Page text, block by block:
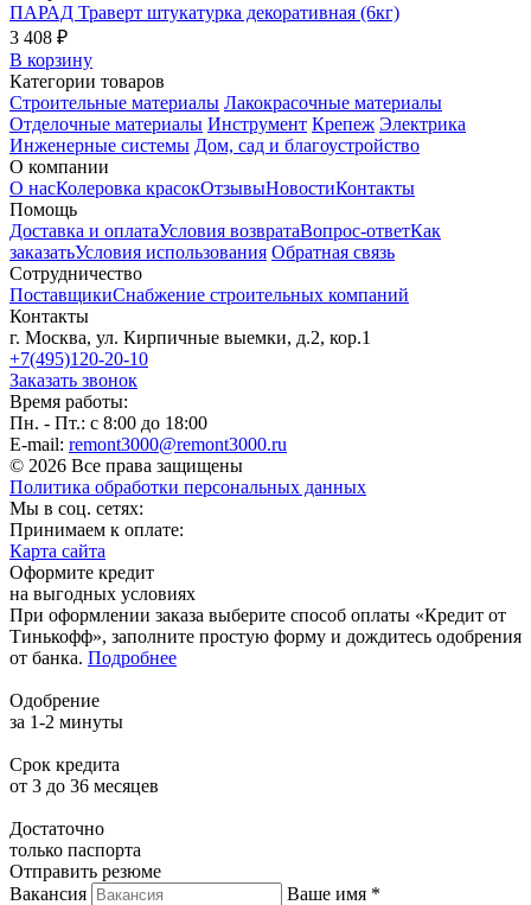
ПАРАД Траверт штукатурка декоративная (6кг)
3 408 ₽
В корзину
Категории товаров
Строительные материалы Лакокрасочные материалы
Отделочные материалы Инструмент Крепеж Электрика
Инженерные системы Дом, сад и благоустройство
О компании
О насКолеровка красокОтзывыНовостиКонтакты
Помощь
Доставка и оплатаУсловия возвратаВопрос-ответКак
заказатьУсловия использования Обратная связь
Сотрудничество
ПоставщикиСнабжение строительных компаний
Контакты
г. Москва, ул. Кирпичные выемки, д.2, кор.1
+7(495)120-20-10
Заказать звонок
Время работы:
Пн. - Пт.: с 8:00 до 18:00
E-mail: remont3000@remont3000.ru
© 2026 Все права защищены
Политика обработки персональных данных
Мы в соц. сетях:
Принимаем к оплате:
Карта сайта
Оформите кредит
на выгодных условиях
При оформлении заказа выберите способ оплаты «Кредит от
Тинькофф», заполните простую форму и дождитесь одобрения
от банка. Подробнее
Одобрение
за 1-2 минуты
Срок кредита
от 3 до 36 месяцев
Достаточно
только паспорта
Отправить резюме
Вакансия
Ваше имя *